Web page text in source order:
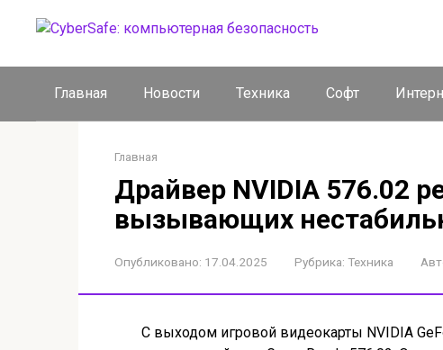
Главная Новости Техника Софт
Главная
Драйвер NVIDIA 576.02
вызывающих
Опубликовано: 17.04.2025 Рубрика: Техника
С выходом игровой видеокарты NVIDIA